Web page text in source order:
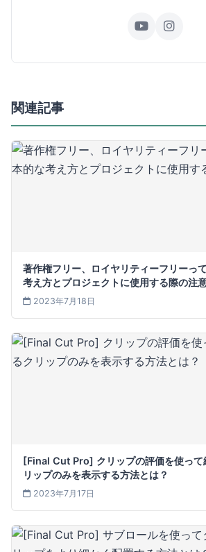
関連記事
著作権フリー、ロイヤリティーフリーっ
考え方とプロジェクトに使用する際の注
2023年7月18日
[Final Cut Pro] クリップの評価を使って
リップのみを表示する方法とは？
2023年7月17日